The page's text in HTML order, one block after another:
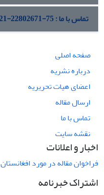
تماس با ما : 75-22802671-021
صفحه اصلی
درباره نشریه
اعضای هیات تحریریه
ارسال مقاله
تماس با ما
نقشه سایت
اخبار و اعلانات
فراخوان مقاله در مورد افغانستان
اشتراک خبرنامه